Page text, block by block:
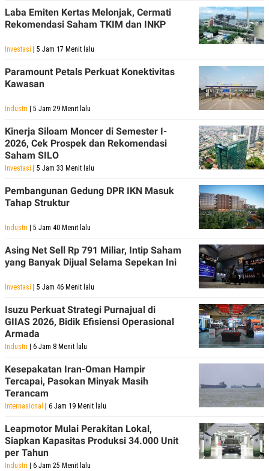
Laba Emiten Kertas Melonjak, Cermati
Rekomendasi Saham TKIM dan INKP
Investasi | 5 Jam 17 Menit lalu
Paramount Petals Perkuat Konektivitas
Kawasan
Industri | 5 Jam 29 Menit lalu
Kinerja Siloam Moncer di Semester I-
2026, Cek Prospek dan Rekomendasi
Saham SILO
Investasi | 5 Jam 33 Menit lalu
Pembangunan Gedung DPR IKN Masuk
Tahap Struktur
Industri | 5 Jam 40 Menit lalu
Asing Net Sell Rp 791 Miliar, Intip Saham
yang Banyak Dijual Selama Sepekan Ini
Investasi | 5 Jam 46 Menit lalu
Isuzu Perkuat Strategi Purnajual di
GIIAS 2026, Bidik Efisiensi Operasional
Armada
Industri | 6 Jam 8 Menit lalu
Kesepakatan Iran-Oman Hampir
Tercapai, Pasokan Minyak Masih
Terancam
Internasional | 6 Jam 19 Menit lalu
Leapmotor Mulai Perakitan Lokal,
Siapkan Kapasitas Produksi 34.000 Unit
per Tahun
Industri | 6 Jam 25 Menit lalu